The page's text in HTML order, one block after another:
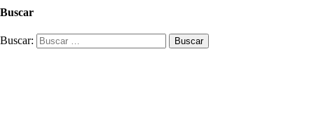
Buscar
Buscar: